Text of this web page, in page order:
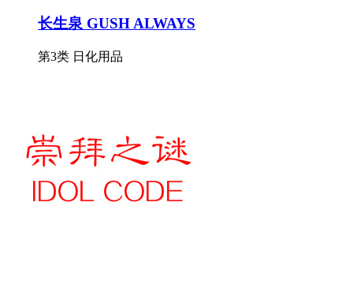
长生泉 GUSH ALWAYS
第3类 日化用品